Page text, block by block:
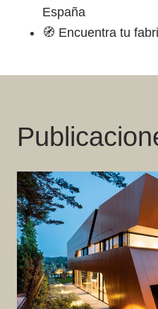
España
🧭 Encuentra tu